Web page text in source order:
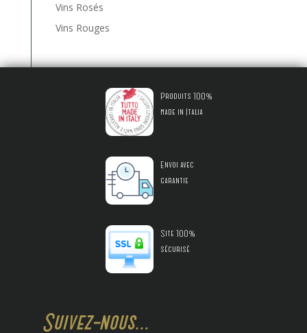
Vins Rosés
Vins Rouges
Produits 100%
made in Italia
Envoi avec
garantie
Site 100%
sécurisé
Suivez-nous...